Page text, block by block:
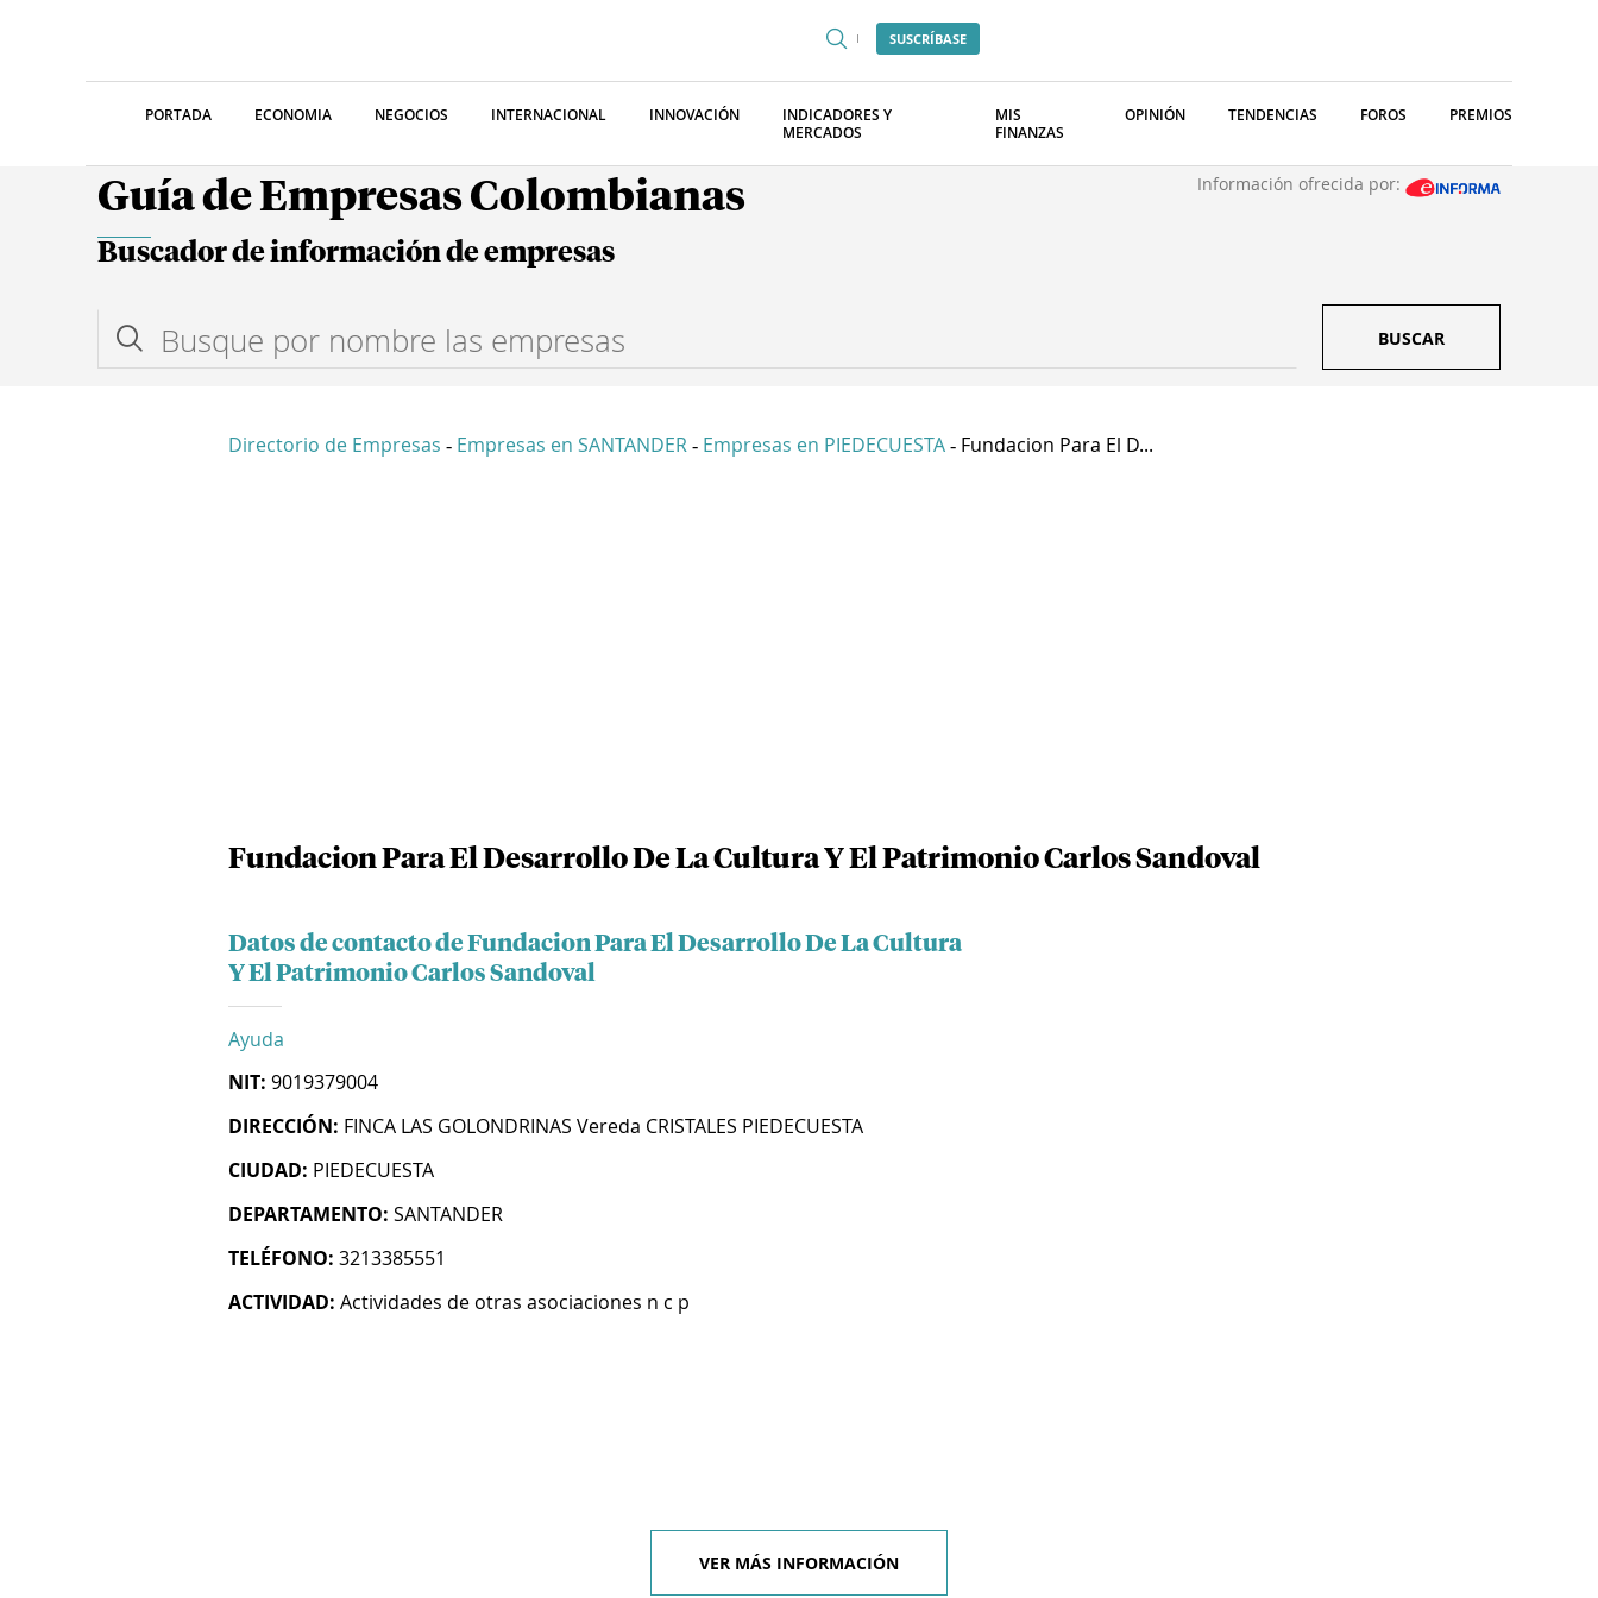
SUSCRÍBASE
PORTADA ECONOMIA NEGOCIOS INTERNACIONAL INNOVACIÓN
INDICADORES Y
MERCADOS
MIS
FINANZAS
OPINIÓN TENDENCIAS FOROS PREMIOS
Guía de Empresas Colombianas Información ofrecida por:
Buscador de información de empresas
BUSCAR
Directorio de Empresas - Empresas en SANTANDER - Empresas en PIEDECUESTA - Fundacion Para El D...
Fundacion Para El Desarrollo De La Cultura Y El Patrimonio Carlos Sandoval
Datos de contacto de Fundacion Para El Desarrollo De La Cultura
Y El Patrimonio Carlos Sandoval
Ayuda
NIT: 9019379004
DIRECCIÓN: FINCA LAS GOLONDRINAS Vereda CRISTALES PIEDECUESTA
CIUDAD: PIEDECUESTA
DEPARTAMENTO: SANTANDER
TELÉFONO: 3213385551
ACTIVIDAD: Actividades de otras asociaciones n c p
VER MÁS INFORMACIÓN